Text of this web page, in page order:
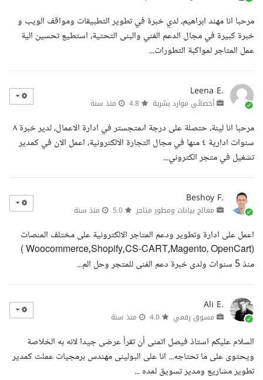
مرحبا انا مهند ابراهيم، لدي خبرة في تطوير التطبيقات ومواقف الويب و
خبرة كبيرة في مجال الدعم الفني والبنى التحتية، استطيع تحسين الية
عمل المتاجر لمواكبة التطورات...
Leena E.
أخصائي موارد بشرية منذ سنة
مرحبا انا لينة، حتصلة على درجة اىمتجستر في ادارة الاعمال، لدير خبرة ٨
سنوات ادارية ٤ منها في مجال التجارة الالكترونية، اعمل الان في كمدير
تشغيل في متجر الكتروني...
Beshoy F.
معالج بيانات ومطور متاجر منذ سنة
اعمل على ادارة وتطوير ودعم المتاجر الالكترونية على مختلف المنصات
(Woocommerce,Shopify,CS-CART,Magento، OpenCart )
منذ 5 سنوات ولدى خبرة دعم الفنى للمتجر وحل الم...
Ali E.
مسوق رقمي منذ سنة
السلام عليكم استاذ فيصل اتمنى أن تقرأ عرضى جيدا لانه به الخلاصة
ويحتوى على ما تحتاجه... انا على البولينى مهندس برمجيات عملت كمدير
تطوير مشاريع ومدير تسويق لمده ...